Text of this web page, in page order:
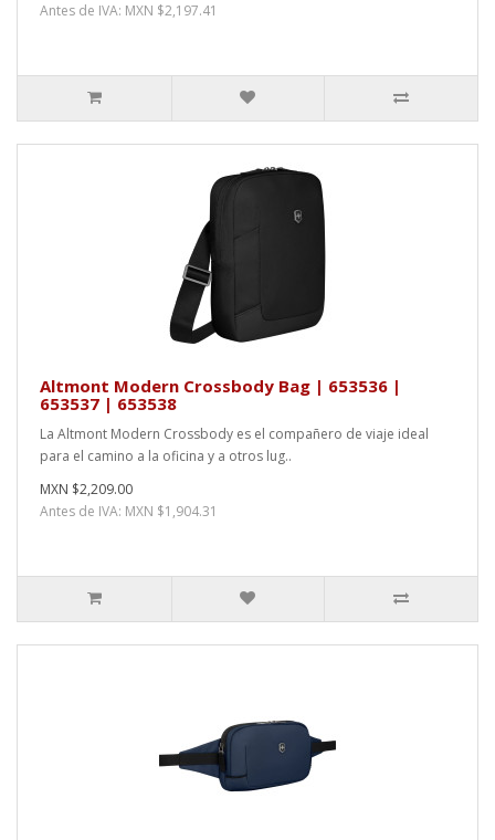
Antes de IVA: MXN $2,197.41
Altmont Modern Crossbody Bag | 653536 |
653537 | 653538
La Altmont Modern Crossbody es el compañero de viaje ideal
para el camino a la oficina y a otros lug..
MXN $2,209.00
Antes de IVA: MXN $1,904.31